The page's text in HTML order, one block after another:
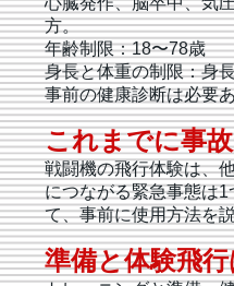
方。
年齢制限：18〜78歳
身長と体重の制限：身
事前の健康診断は必要
これまでに事
戦闘機の飛行体験は、
につながる緊急事態は
て、事前に使用方法を
準備と体験飛